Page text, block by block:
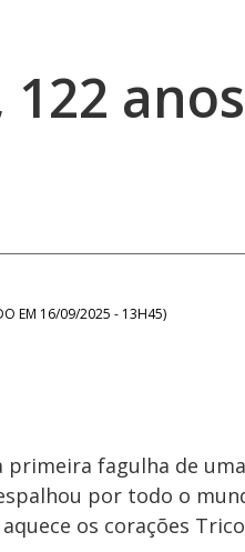
EM 16/09/2025 - 13H45)
primeira fagulha de
por todo o
os corações